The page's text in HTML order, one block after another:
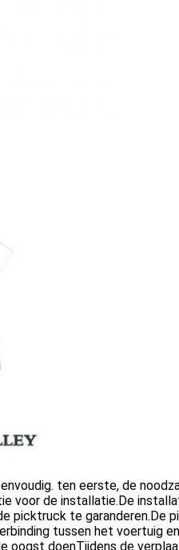
ten eerste, de
voor de installatie.De
picktruck te garanderen.De
tussen het voertuig
oogst doenTijdens de